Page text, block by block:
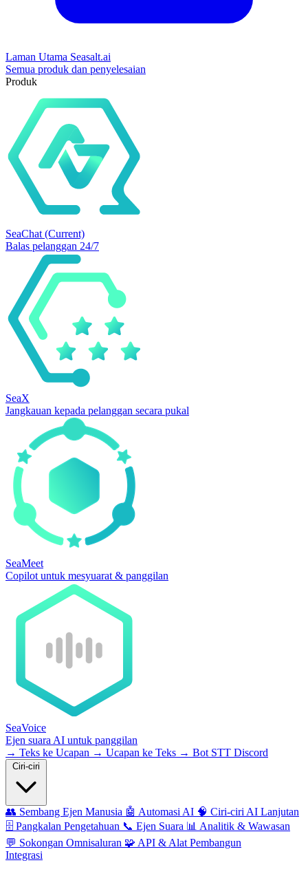
Laman Utama Seasalt.ai
Semua produk dan penyelesaian
Produk
SeaChat (Current)
Balas pelanggan 24/7
SeaX
Jangkauan kepada pelanggan secara pukal
SeaMeet
Copilot untuk mesyuarat & panggilan
SeaVoice
Ejen suara AI untuk panggilan
→ Teks ke Ucapan → Ucapan ke Teks → Bot STT Discord
👥 Sembang Ejen Manusia 🤖 Automasi AI 🧠 Ciri-ciri AI Lanjutan
🗄️ Pangkalan Pengetahuan 📞 Ejen Suara 📊 Analitik & Wawasan
💬 Sokongan Omnisaluran 🧩 API & Alat Pembangun
Integrasi